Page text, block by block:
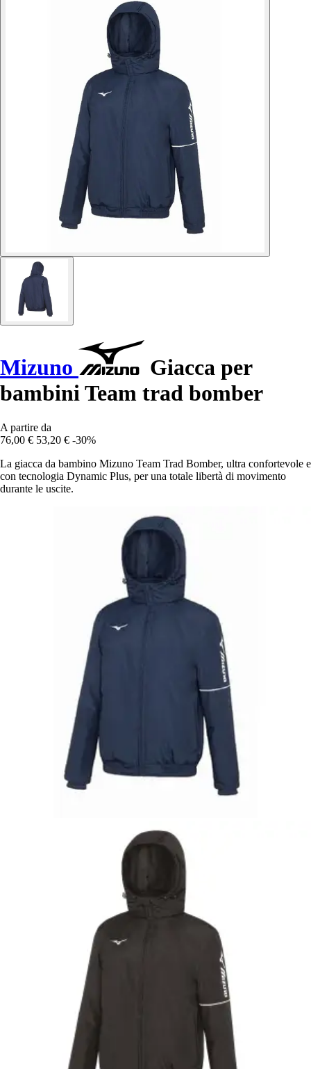
Mizuno
Giacca per
bambini Team trad bomber
A partire da
76,00 € 53,20 € -30%
La giacca da bambino Mizuno Team Trad Bomber, ultra confortevole e
con tecnologia Dynamic Plus, per una totale libertà di movimento
durante le uscite.